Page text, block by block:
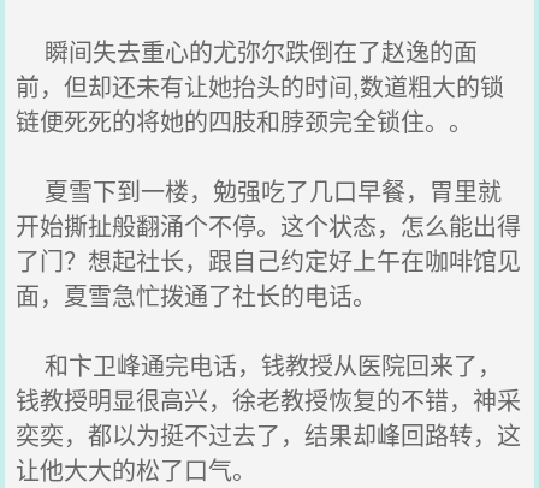
瞬间失去重心的尤弥尔跌倒在了赵逸的面
前，但却还未有让她抬头的时间,数道粗大的锁
链便死死的将她的四肢和脖颈完全锁住。。
夏雪下到一楼，勉强吃了几口早餐，胃里就
开始撕扯般翻涌个不停。这个状态，怎么能出得
了门？想起社长，跟自己约定好上午在咖啡馆见
面，夏雪急忙拨通了社长的电话。
和卞卫峰通完电话，钱教授从医院回来了，
钱教授明显很高兴，徐老教授恢复的不错，神采
奕奕，都以为挺不过去了，结果却峰回路转，这
让他大大的松了口气。